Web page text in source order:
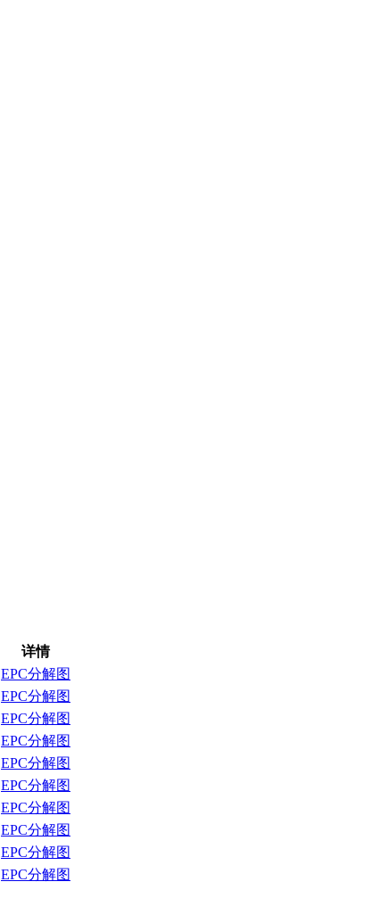
详情
EPC分解图
EPC分解图
EPC分解图
EPC分解图
EPC分解图
EPC分解图
EPC分解图
EPC分解图
EPC分解图
EPC分解图